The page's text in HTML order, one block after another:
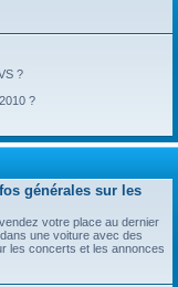
?
?
générales sur les
votre place au dernier
une voiture avec des
les concerts et les annonces